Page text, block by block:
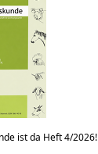
ist da Heft 4/2026!